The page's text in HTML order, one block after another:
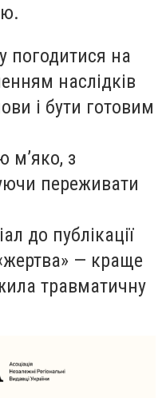
погодитися на
наслідків
і бути готовим
м’яко, з
переживати
до публікації
— краще
травматичну